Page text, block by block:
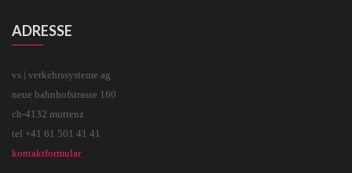
ADRESSE
vs | verkehrssysteme ag
neue bahnhofstrasse 160
ch-4132 muttenz
tel +41 61 501 41 41
kontaktformular